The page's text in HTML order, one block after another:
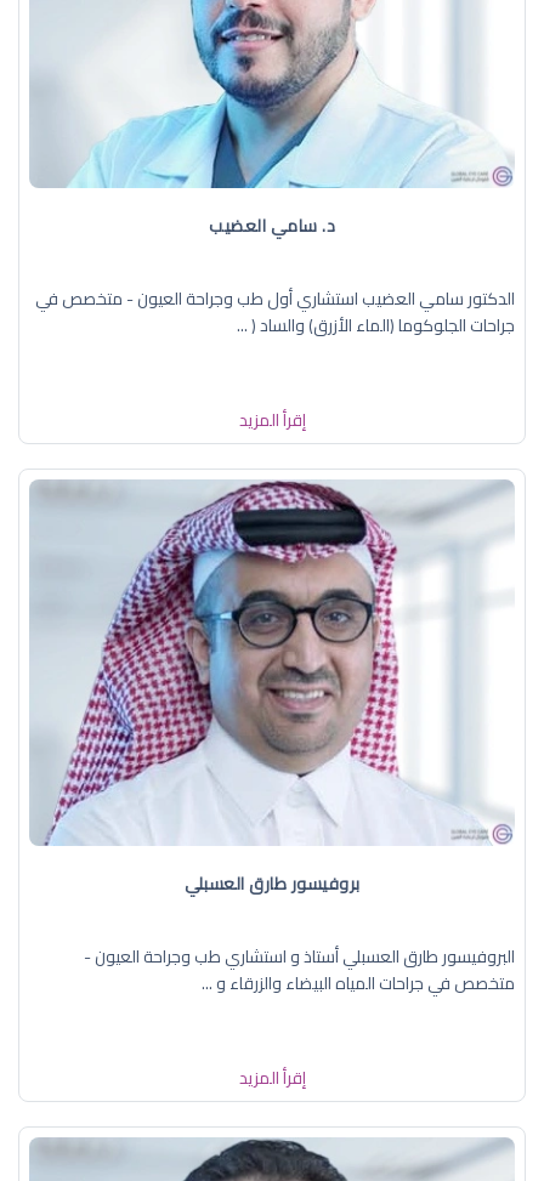
د. سامي العضيب
الدكتور سامي العضيب استشاري أول طب وجراحة العيون - متخصص في
جراحات الجلوكوما (الماء الأزرق) والساد ( ...
إقرأ المزيد
بروفيسور طارق العسبلي
البروفيسور طارق العسبلي أستاذ و استشاري طب وجراحة العيون -
متخصص في جراحات المياه البيضاء والزرقاء و ...
إقرأ المزيد